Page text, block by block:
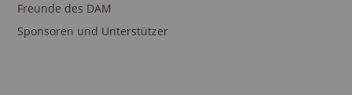
Freunde des DAM
Sponsoren und Unterstützer